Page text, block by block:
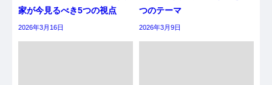
家が今見るべき5つの視点
2026年3月16日
つのテーマ
2026年3月9日